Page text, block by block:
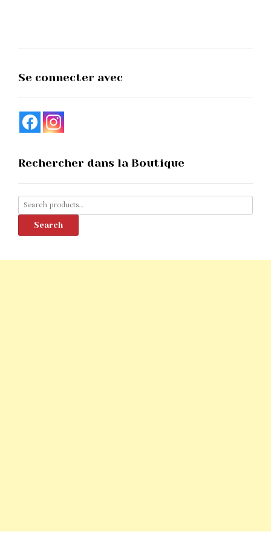
Se connecter avec
Rechercher dans la Boutique
Search
for:
Search